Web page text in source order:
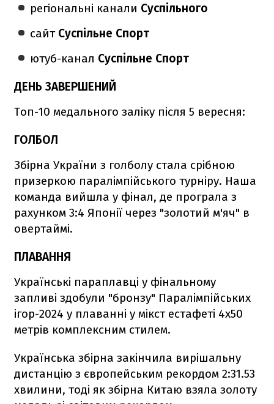
регіональні канали Суспільного
сайт Суспільне Спорт
ютуб-канал Суспільне Спорт
ДЕНЬ ЗАВЕРШЕНИЙ
Топ-10 медального заліку після 5 вересня:
ГОЛБОЛ
Збірна України з голболу стала срібною
призеркою паралімпійського турніру. Наша
команда вийшла у фінал, де програла з
рахунком 3:4 Японії через "золотий м'яч" в
овертаймі.
ПЛАВАННЯ
Українські параплавці у фінальному
запливі здобули "бронзу" Паралімпійських
ігор-2024 у плаванні у мікст естафеті 4х50
метрів комплексним стилем.
Українська збірна закінчила вирішальну
дистанцію з європейським рекордом 2:31.53
хвилини, тоді як збірна Китаю взяла золоту